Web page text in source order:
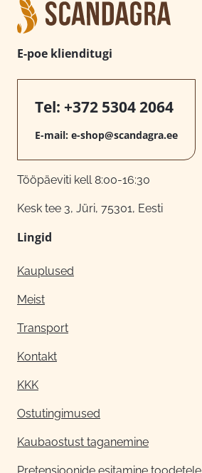
E-poe klienditugi
Tel: +372 5304 2064
E-mail: e-shop@scandagra.ee
Tööpäeviti kell 8:00-16:30
Kesk tee 3, Jüri, 75301, Eesti
Lingid
Kauplused
Meist
Transport
Kontakt
KKK
Ostutingimused
Kaubaostust taganemine